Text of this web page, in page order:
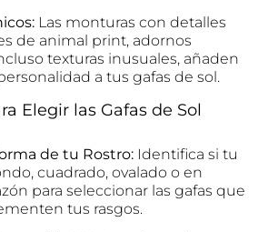
Las monturas con detalles
de animal print, adornos
texturas inusuales, añaden
a tus gafas de sol.
Elegir las Gafas de Sol
de tu Rostro: Identifica si tu
cuadrado, ovalado o en
para seleccionar las gafas que
tus rasgos.